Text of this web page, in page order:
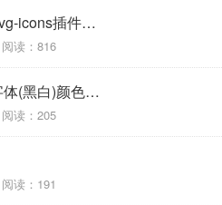
在vue3中使用vite-plugin-svg-icons插件来加载svg图标
阅读：816
根据背景颜色明暗度切换字体(黑白)颜色（vue3示例）
阅读：205
阅读：191